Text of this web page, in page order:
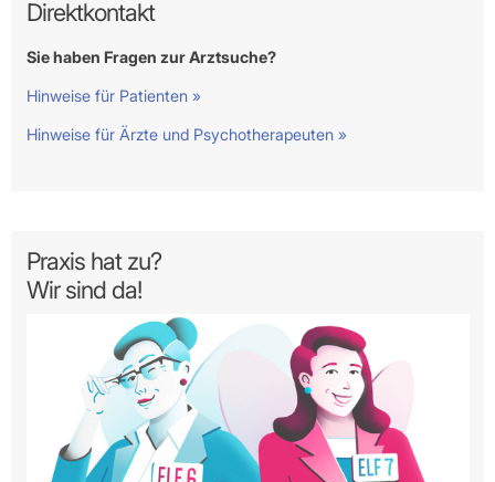
Direktkontakt
Sie haben Fragen zur Arztsuche?
Hinweise für Patienten »
Hinweise für Ärzte und Psychotherapeuten »
Praxis hat zu?
Wir sind da!